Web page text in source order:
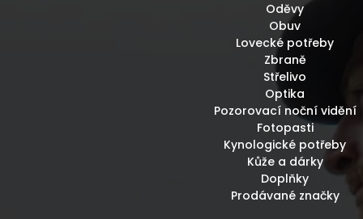
Oděvy
Obuv
Lovecké potřeby
Zbraně
Střelivo
Optika
Pozorovací noční vidění
Fotopasti
Kynologické potřeby
Kůže a dárky
Doplňky
Prodávané značky